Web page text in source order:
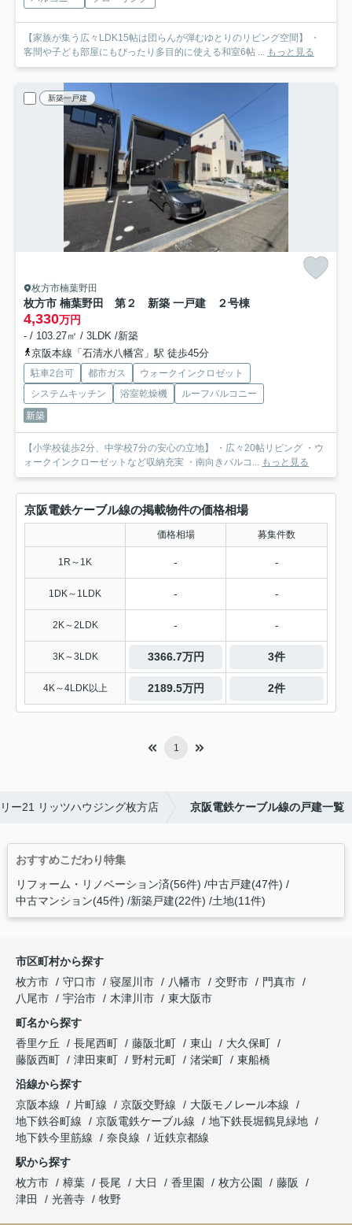
【家族が集う広々LDK15帖は団らんが弾むゆとりのリビング空間】 ・
客間や子ども部屋にもぴったり多目的に使える和室6帖 ... もっと見る
新築一戸建
枚方市楠葉野田
枚方市 楠葉野田 第２ 新築 一戸建 ２号棟
4,330万円
- / 103.27㎡ / 3LDK /新築
京阪本線「石清水八幡宮」駅 徒歩45分
駐車2台可 都市ガス
ウォークインクロゼット
システムキッチン
浴室乾燥機
ルーフバルコニー
新築
【小学校徒歩2分、中学校7分の安心の立地】 ・広々20帖リビング ・ウ
ォークインクローゼットなど収納充実 ・南向きバルコ... もっと見る
京阪電鉄ケーブル線の掲載物件の価格相場
価格相場 募集件数
1R～1K - -
1DK～1LDK - -
2K～2LDK - -
3K～3LDK 3366.7万円 3件
4K～4LDK以上 2189.5万円 2件
1
ー21 リッツハウジング枚方店 京阪電鉄ケーブル線の戸建一覧
おすすめこだわり特集
リフォーム・リノベーション済(56件) 中古戸建(47件)
中古マンション(45件) 新築戸建(22件) 土地(11件)
市区町村から探す
枚方市
守口市 寝屋川市 八幡市 交野市
門真市
八尾市
宇治市 木津川市
東大阪市
町名から探す
香里ケ丘
長尾西町 藤阪北町 東山
大久保町
藤阪西町
津田東町 野村元町 渚栄町
東船橋
沿線から探す
京阪本線
片町線 京阪交野線
大阪モノレール本線
地下鉄谷町線
京阪電鉄ケーブル線
地下鉄長堀鶴見緑地
地下鉄今里筋線
奈良線
近鉄京都線
駅から探す
枚方市
樟葉 長尾 大日 香里園 枚方公園
藤阪
津田
光善寺 牧野